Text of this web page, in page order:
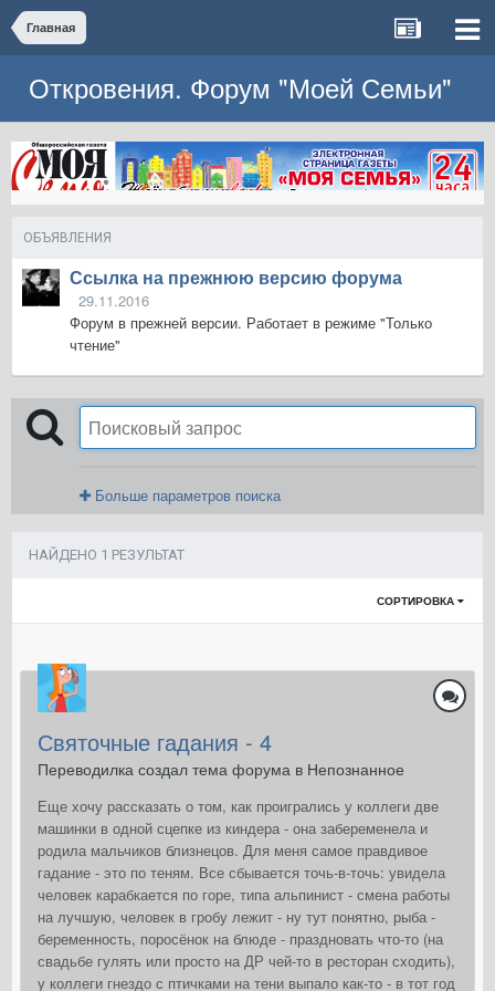
Главная
Откровения. Форум "Моей Семьи"
ОБЪЯВЛЕНИЯ
Ссылка на прежнюю версию форума
29.11.2016
Форум в прежней версии. Работает в режиме "Только
чтение"
Больше параметров поиска
НАЙДЕНО 1 РЕЗУЛЬТАТ
СОРТИРОВКА
Святочные гадания - 4
Переводилка создал тема форума в Непознанное
Еще хочу рассказать о том, как проигрались у коллеги две
машинки в одной сцепке из киндера - она забеременела и
родила мальчиков близнецов. Для меня самое правдивое
гадание - это по теням. Все сбывается точь-в-точь: увидела
человек карабкается по горе, типа альпинист - смена работы
на лучшую, человек в гробу лежит - ну тут понятно, рыба -
беременность, поросёнок на блюде - праздновать что-то (на
свадьбе гулять или просто на ДР чей-то в ресторан сходить),
у коллеги гнездо с птичками на тени выпало как-то - в тот год